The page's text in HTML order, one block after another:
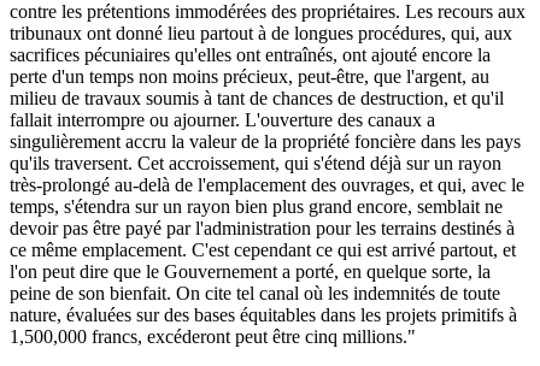
contre les prétentions immodérées des propriétaires. Les recours aux
tribunaux ont donné lieu partout à de longues procédures, qui, aux
sacrifices pécuniaires qu'elles ont entraînés, ont ajouté encore la
perte d'un temps non moins précieux, peut-être, que l'argent, au
milieu de travaux soumis à tant de chances de destruction, et qu'il
fallait interrompre ou ajourner. L'ouverture des canaux a
singulièrement accru la valeur de la propriété foncière dans les pays
qu'ils traversent. Cet accroissement, qui s'étend déjà sur un rayon
très-prolongé au-delà de l'emplacement des ouvrages, et qui, avec le
temps, s'étendra sur un rayon bien plus grand encore, semblait ne
devoir pas être payé par l'administration pour les terrains destinés à
ce même emplacement. C'est cependant ce qui est arrivé partout, et
l'on peut dire que le Gouvernement a porté, en quelque sorte, la
peine de son bienfait. On cite tel canal où les indemnités de toute
nature, évaluées sur des bases équitables dans les projets primitifs à
1,500,000 francs, excéderont peut être cinq millions."